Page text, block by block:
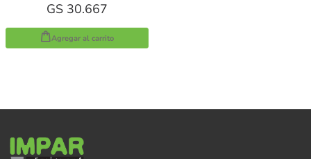
GS 30.667
Agregar al carrito